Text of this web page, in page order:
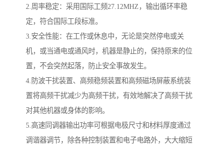
2.周率稳定：采用国际工频27.12MHZ，输出循环率稳
定，符合国际工段标准。
3.安全性能：在工作或休息中，无论是突然停电或关
机，或当通电或通风时，机器是静止的，保持原来的位
置，不会突然起落，防止安全事故发生。
4.防波干扰装置、高频稳频装置和高频磁场屏蔽系统装
置将高频干扰减少为高频干扰，有效地解决了高频干扰
对其他机器或身体的影响。
5.高速同调器输出功率可根据电极尺寸和材料厚度通过
调谐器调节，除各种控制装置和电子电路外，大大缩短